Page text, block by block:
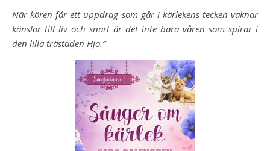
När kören får ett uppdrag som går i kärlekens tecken vaknar
känslor till liv och snart är det inte bara våren som spirar i
den lilla trästaden Hjo.”